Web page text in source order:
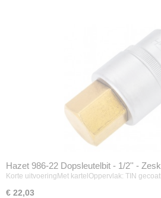
Hazet 986-22 Dopsleutelbit - 1/2'' -
Korte uitvoeringMet kartelOppervlak: TIN
€ 22,03